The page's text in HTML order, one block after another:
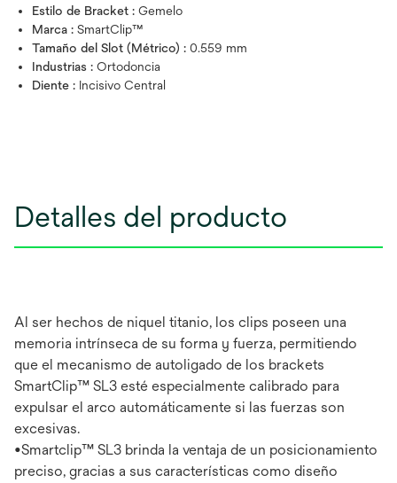
Estilo de Bracket : Gemelo
Marca : SmartClip™
Tamaño del Slot (Métrico) : 0.559 mm
Industrias : Ortodoncia
Diente : Incisivo Central
Detalles del producto
Al ser hechos de niquel titanio, los clips poseen una
memoria intrínseca de su forma y fuerza, permitiendo
que el mecanismo de autoligado de los brackets
SmartClip™ SL3 esté especialmente calibrado para
expulsar el arco automáticamente si las fuerzas son
excesivas.
•Smartclip™ SL3 brinda la ventaja de un posicionamiento
preciso, gracias a sus características como diseño